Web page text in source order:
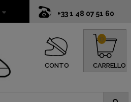
+33 1 48 07 51 60
CONTO CARRELLO
0